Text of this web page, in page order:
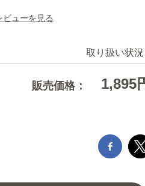
ビューを見る
取り扱い状況
販売価格： 1,895